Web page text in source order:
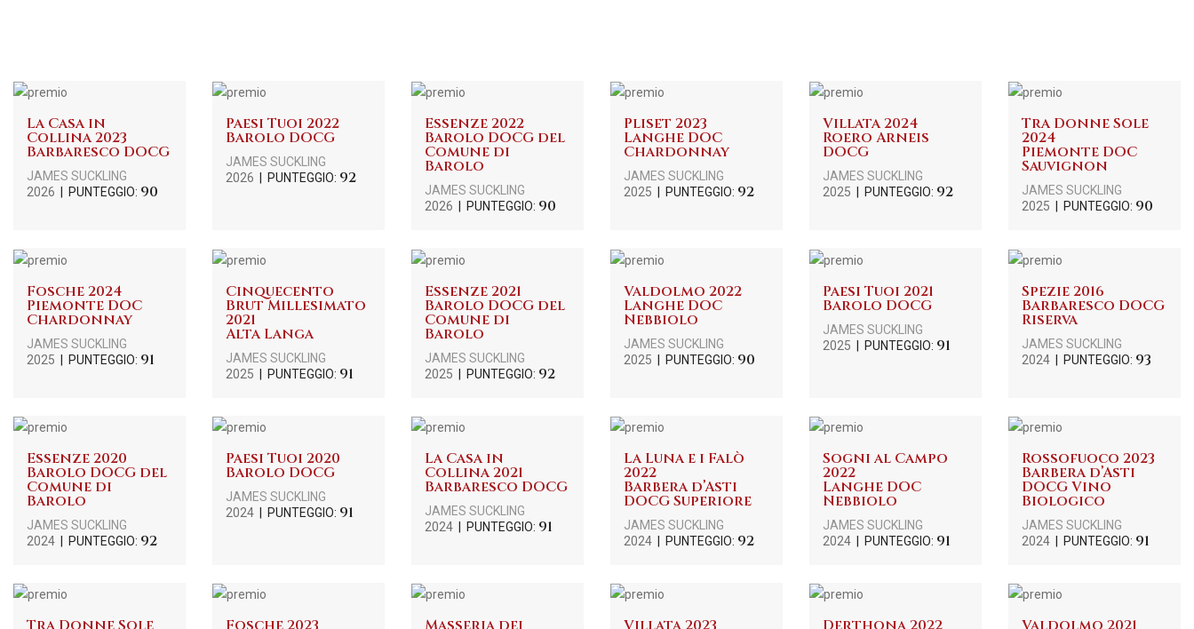
La Casa in
Collina 2023
Barbaresco DOCG
JAMES SUCKLING
2026 | PUNTEGGIO: 90
Paesi Tuoi 2022
Barolo DOCG
JAMES SUCKLING
2026 | PUNTEGGIO: 92
Essenze 2022
Barolo DOCG del
Comune di
Barolo
JAMES SUCKLING
2026 | PUNTEGGIO: 90
Pliset 2023
Langhe DOC
Chardonnay
JAMES SUCKLING
2025 | PUNTEGGIO: 92
Villata 2024
Roero Arneis
DOCG
JAMES SUCKLING
2025 | PUNTEGGIO: 92
Tra Donne Sole
2024
Piemonte DOC
Sauvignon
JAMES SUCKLING
2025 | PUNTEGGIO: 90
Fosche 2024
Piemonte DOC
Chardonnay
JAMES SUCKLING
2025 | PUNTEGGIO: 91
Cinquecento
Brut Millesimato
2021
Alta Langa
JAMES SUCKLING
2025 | PUNTEGGIO: 91
Essenze 2021
Barolo DOCG del
Comune di
Barolo
JAMES SUCKLING
2025 | PUNTEGGIO: 92
Valdolmo 2022
Langhe DOC
Nebbiolo
JAMES SUCKLING
2025 | PUNTEGGIO: 90
Paesi Tuoi 2021
Barolo DOCG
JAMES SUCKLING
2025 | PUNTEGGIO: 91
Spezie 2016
Barbaresco DOCG
Riserva
JAMES SUCKLING
2024 | PUNTEGGIO: 93
Essenze 2020
Barolo DOCG del
Comune di
Barolo
JAMES SUCKLING
2024 | PUNTEGGIO: 92
Paesi Tuoi 2020
Barolo DOCG
JAMES SUCKLING
2024 | PUNTEGGIO: 91
La Casa in
Collina 2021
Barbaresco DOCG
JAMES SUCKLING
2024 | PUNTEGGIO: 91
La Luna e i Falò
2022
Barbera d’Asti
DOCG Superiore
JAMES SUCKLING
2024 | PUNTEGGIO: 92
Sogni al Campo
2022
Langhe DOC
Nebbiolo
JAMES SUCKLING
2024 | PUNTEGGIO: 91
Rossofuoco 2023
Barbera d’Asti
DOCG Vino
Biologico
JAMES SUCKLING
2024 | PUNTEGGIO: 91